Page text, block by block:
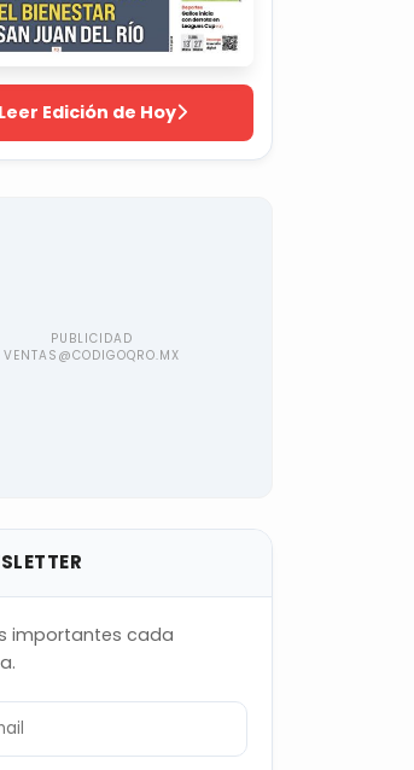
Leer Edición de Hoy
importantes cada